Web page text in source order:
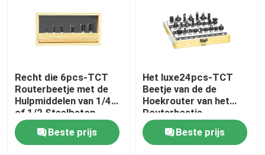
Recht die 6pcs-TCT
Routerbeetje met de
Hulpmiddelen van 1/4
of 1/2 Steelbetop
wordt geplaatst
Beste prijs
Het luxe24pcs-TCT
Beetje van de de
Hoekrouter van het
Routerbeetje
Vastgestelde
Houtbewerking Rond
gemaakte
Beste prijs